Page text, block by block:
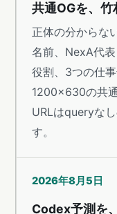
共通OGを、
正体の分からな
名前、NexA代
役割、3つの仕
1200×630の共
URLはqueryな
す。
2026年8月5日
Codex予測を